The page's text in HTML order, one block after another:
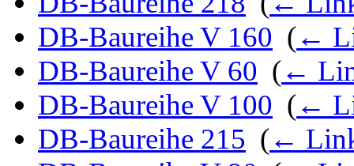
DB-Baureihe V 160 (←
DB-Baureihe V 60 (←
DB-Baureihe V 100 (←
DB-Baureihe 215 (←